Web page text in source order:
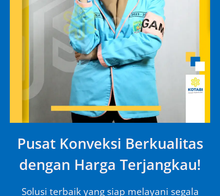
Pusat Konveksi Berkualitas
dengan Harga Terjangkau!
Solusi terbaik yang siap melayani segala